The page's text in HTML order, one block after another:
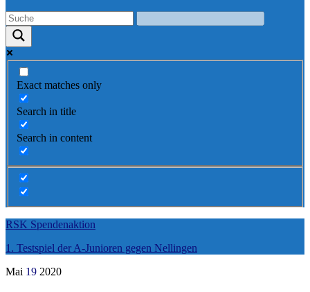
Exact matches only
Search in title
Search in content
RSK Spendenaktion
1. Testspiel der A-Junioren gegen Nellingen
Mai 19 2020